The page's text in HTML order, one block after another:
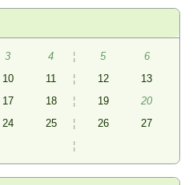
3 4 ¦ 5
6
10 11 ¦ 12
13
17 18 ¦ 19
20
24 25 ¦ 26
27
¦